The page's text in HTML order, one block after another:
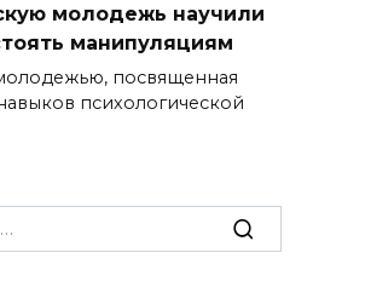
молодежь научили
манипуляциям
посвященная
психологической